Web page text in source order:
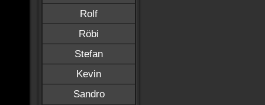
Rolf
Röbi
Stefan
Kevin
Sandro